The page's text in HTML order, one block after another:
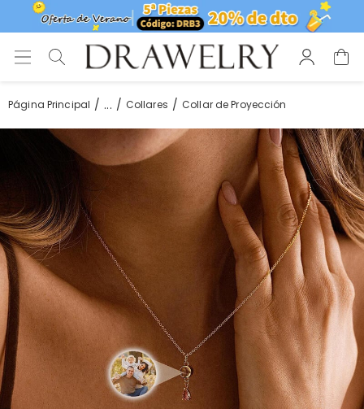
Página Principal ... Collares Collar de Proyección